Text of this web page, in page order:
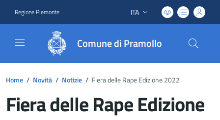
Regione Piemonte Lingua attiva:
ITA
Comune di Pramollo
Home / Novità / Notizie / Fiera delle Rape Edizione 2022
Fiera delle Rape Edizione